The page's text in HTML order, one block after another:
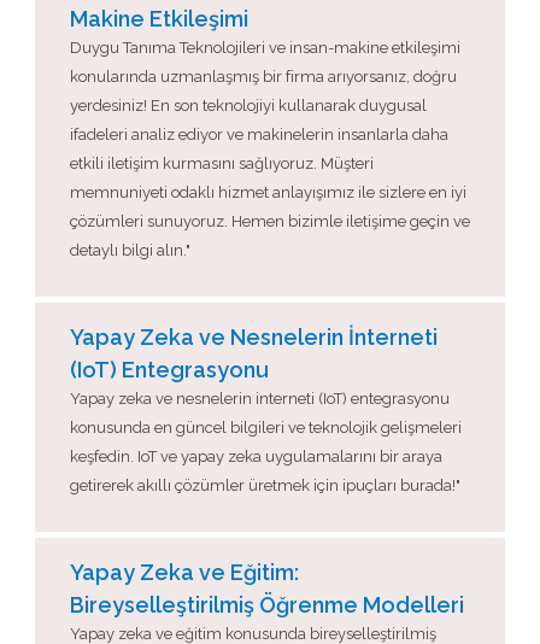
Makine Etkileşimi
Duygu Tanıma Teknolojileri ve insan-makine etkileşimi
konularında uzmanlaşmış bir firma arıyorsanız, doğru
yerdesiniz! En son teknolojiyi kullanarak duygusal
ifadeleri analiz ediyor ve makinelerin insanlarla daha
etkili iletişim kurmasını sağlıyoruz. Müşteri
memnuniyeti odaklı hizmet anlayışımız ile sizlere en iyi
çözümleri sunuyoruz. Hemen bizimle iletişime geçin ve
detaylı bilgi alın."
Yapay Zeka ve Nesnelerin İnterneti
(IoT) Entegrasyonu
Yapay zeka ve nesnelerin interneti (IoT) entegrasyonu
konusunda en güncel bilgileri ve teknolojik gelişmeleri
keşfedin. IoT ve yapay zeka uygulamalarını bir araya
getirerek akıllı çözümler üretmek için ipuçları burada!"
Yapay Zeka ve Eğitim:
Bireyselleştirilmiş Öğrenme Modelleri
Yapay zeka ve eğitim konusunda bireyselleştirilmiş